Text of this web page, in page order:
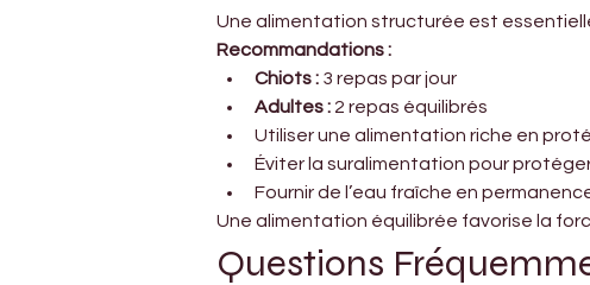
Une alimentation structurée est
Recommandations :
Chiots : 3 repas par jour
Adultes : 2 repas équilibrés
Utiliser une alimentation riche en
Éviter la suralimentation pour
Fournir de l’eau fraîche en
Une alimentation équilibrée favorise la
Questions